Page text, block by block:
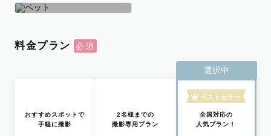
学生
料金プラン
おすすめスポットで
手軽に撮影
2名様までの
撮影専用プラン
選択中
ベストセラー
全国対応の
人気プラン！